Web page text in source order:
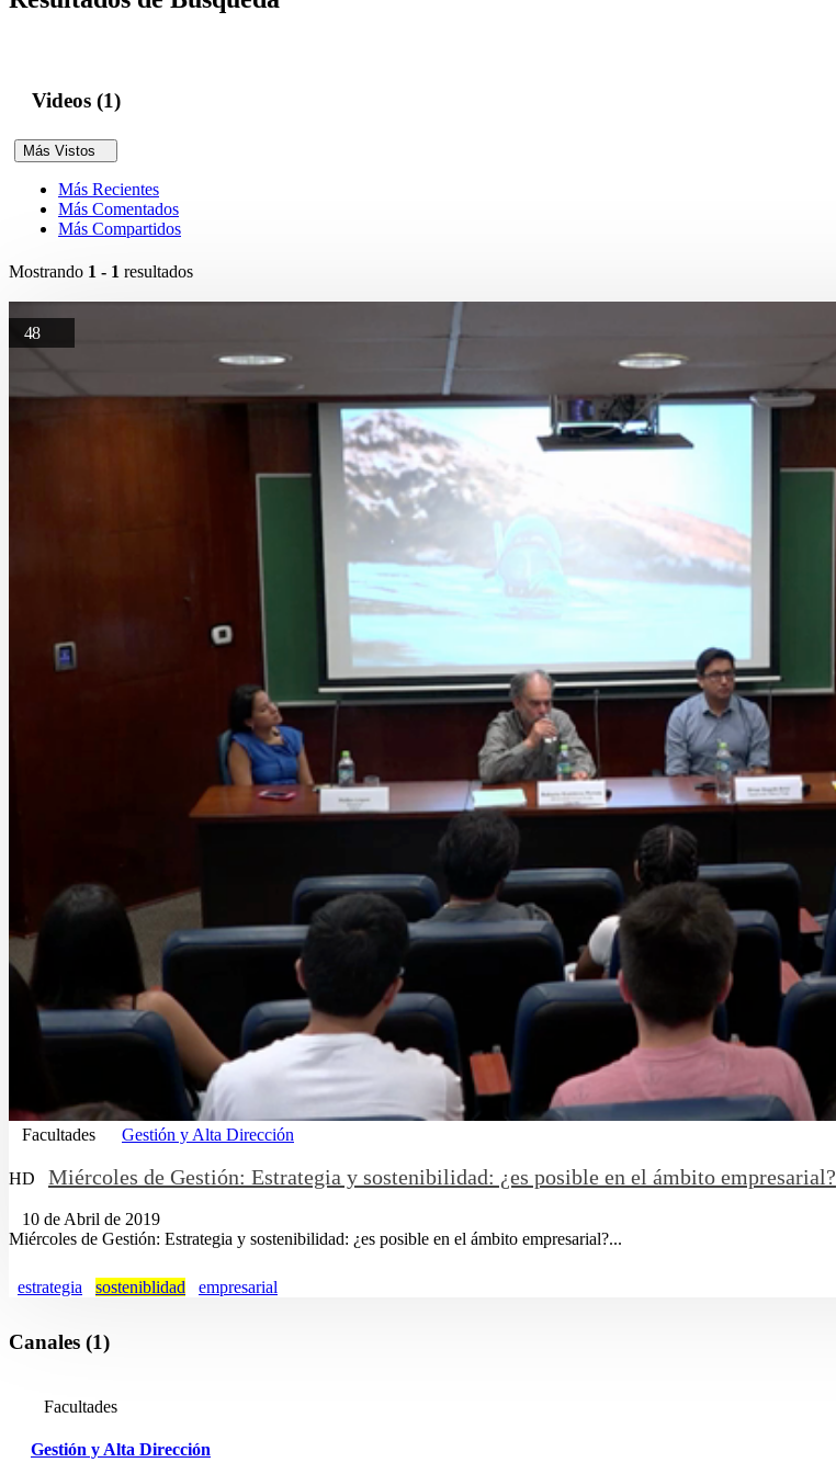
Videos (1)
Más Vistos
Más Recientes
Más Comentados
Más Compartidos
Mostrando 1 - 1 resultados
48
Facultades Gestión y Alta Dirección
HD Miércoles de Gestión: Estrategia y sostenibilidad: ¿es posible en el ámbito empresarial?
10 de Abril de 2019
Miércoles de Gestión: Estrategia y sostenibilidad: ¿es posible en el ámbito empresarial?...
estrategia sosteniblidad empresarial
Canales (1)
Facultades
Gestión y Alta Dirección